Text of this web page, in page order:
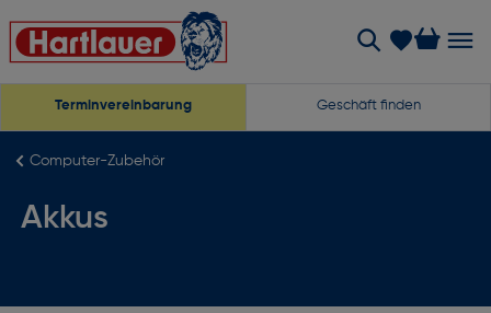
Terminvereinbarung Geschäft finden
Computer-Zubehör
Akkus